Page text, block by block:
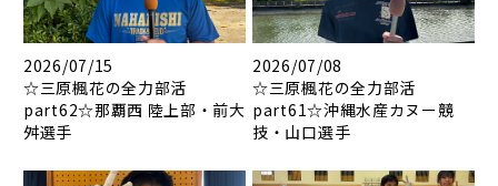
2026/07/15
☆三原楓花の全力部活
part62☆那覇西 陸上部・前大
舛選手
2026/07/08
☆三原楓花の全力部活
part61☆沖縄水産カヌー競
技・山口選手